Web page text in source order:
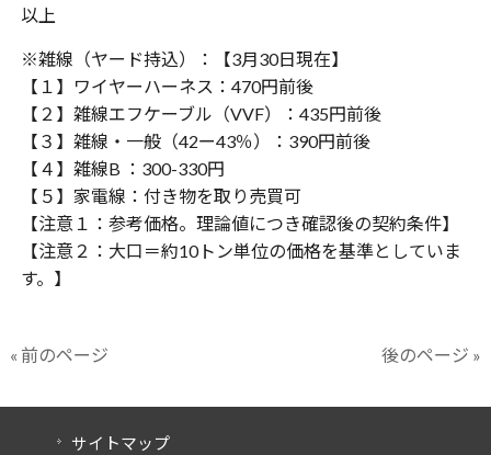
以上
※雑線（ヤード持込）：【3月30日現在】
【１】ワイヤーハーネス：470円前後
【２】雑線エフケーブル（VVF）：435円前後
【３】雑線・一般（42ー43％）：390円前後
【４】雑線B ：300-330円
【５】家電線：付き物を取り売買可
【注意１：参考価格。理論値につき確認後の契約条件】
【注意２：大口＝約10トン単位の価格を基準としていま
す。】
« 前のページ 後のページ »
サイトマップ